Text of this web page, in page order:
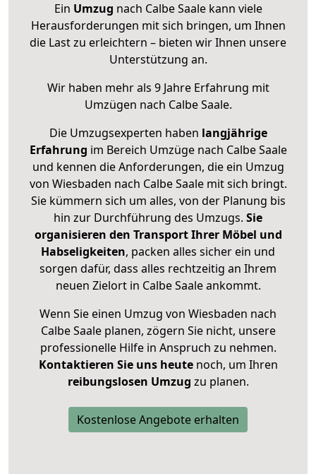
Ein Umzug nach Calbe Saale kann viele
Herausforderungen mit sich bringen, um Ihnen
die Last zu erleichtern – bieten wir Ihnen unsere
Unterstützung an.
Wir haben mehr als 9 Jahre Erfahrung mit
Umzügen nach Calbe Saale.
Die Umzugsexperten haben langjährige
Erfahrung im Bereich Umzüge nach Calbe Saale
und kennen die Anforderungen, die ein Umzug
von Wiesbaden nach Calbe Saale mit sich bringt.
Sie kümmern sich um alles, von der Planung bis
hin zur Durchführung des Umzugs. Sie
organisieren den Transport Ihrer Möbel und
Habseligkeiten, packen alles sicher ein und
sorgen dafür, dass alles rechtzeitig an Ihrem
neuen Zielort in Calbe Saale ankommt.
Wenn Sie einen Umzug von Wiesbaden nach
Calbe Saale planen, zögern Sie nicht, unsere
professionelle Hilfe in Anspruch zu nehmen.
Kontaktieren Sie uns heutenoch, um Ihren
reibungslosen Umzug zu planen.
Kostenlose Angebote erhalten